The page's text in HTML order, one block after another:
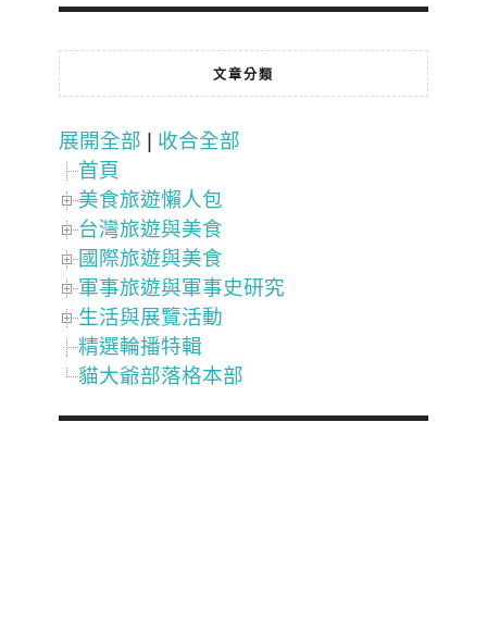
文章分類
展開全部
收合全部
首頁
美食旅遊懶人包
台灣旅遊與美食
國際旅遊與美食
軍事旅遊與軍事史研究
生活與展覽活動
精選輪播特輯
貓大爺部落格本部